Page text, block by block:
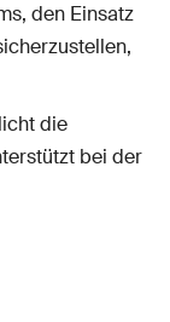
den Einsatz
die
bei der